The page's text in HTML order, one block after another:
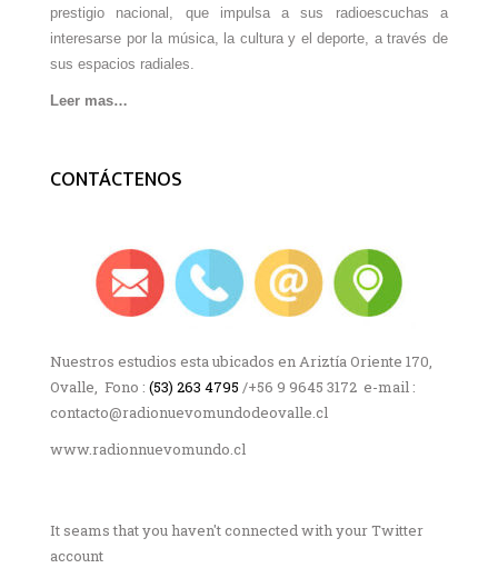
prestigio nacional, que impulsa a sus radioescuchas a
interesarse por la música, la cultura y el deporte, a través de
sus espacios radiales.
Leer mas…
CONTÁCTENOS
Nuestros estudios esta ubicados en Ariztía Oriente 170,
Ovalle, Fono : (53) 263 4795 /+56 9 9645 3172 e-mail :
contacto@radionuevomundodeovalle.cl
www.radionnuevomundo.cl
It seams that you haven't connected with your Twitter
account